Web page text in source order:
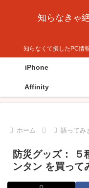
知らなきゃ
知らなくて損したPC情
iPhone
Affinity
ホーム 語ってみ
防災グッズ： ５
ンタン を買って